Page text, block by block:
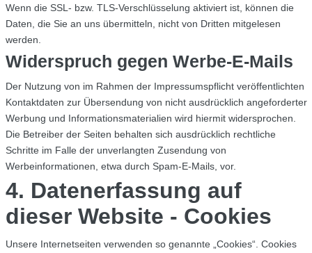
Wenn die SSL- bzw. TLS-Verschlüsselung aktiviert ist, können die
Daten, die Sie an uns übermitteln, nicht von Dritten mitgelesen
werden.
Widerspruch gegen Werbe-E-Mails
Der Nutzung von im Rahmen der Impressumspflicht veröffentlichten
Kontaktdaten zur Übersendung von nicht ausdrücklich angeforderter
Werbung und Informationsmaterialien wird hiermit widersprochen.
Die Betreiber der Seiten behalten sich ausdrücklich rechtliche
Schritte im Falle der unverlangten Zusendung von
Werbeinformationen, etwa durch Spam-E-Mails, vor.
4. Datenerfassung auf
dieser Website - Cookies
Unsere Internetseiten verwenden so genannte „Cookies“. Cookies